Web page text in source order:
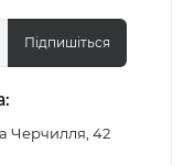
Підпишіться
Черчилля, 42